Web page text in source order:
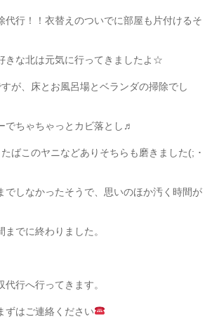
代行！！衣替えのついでに部屋も片付けるそ
きな北は元気に行ってきましたよ☆
が、床とお風呂場とベランダの掃除でし
でちゃちゃっとカビ落とし♬
ばこのヤニなどありそちらも磨きました(; ･
でしなかったそうで、思いのほか汚く時間が
でに終わりました。
行へ行ってきます。
ずはご連絡ください